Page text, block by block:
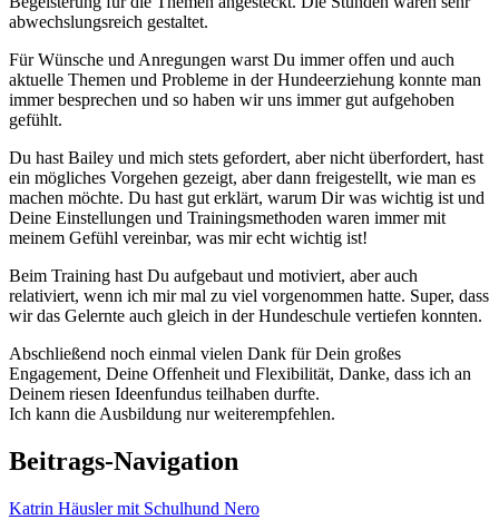
abwechslungsreich gestaltet.
Für Wünsche und Anregungen warst Du immer offen und auch
aktuelle Themen und Probleme in der Hundeerziehung konnte man
immer besprechen und so haben wir uns immer gut aufgehoben
gefühlt.
Du hast Bailey und mich stets gefordert, aber nicht überfordert, hast
ein mögliches Vorgehen gezeigt, aber dann freigestellt, wie man es
machen möchte. Du hast gut erklärt, warum Dir was wichtig ist und
Deine Einstellungen und Trainingsmethoden waren immer mit
meinem Gefühl vereinbar, was mir echt wichtig ist!
Beim Training hast Du aufgebaut und motiviert, aber auch
relativiert, wenn ich mir mal zu viel vorgenommen hatte. Super, dass
wir das Gelernte auch gleich in der Hundeschule vertiefen konnten.
Abschließend noch einmal vielen Dank für Dein großes
Engagement, Deine Offenheit und Flexibilität, Danke, dass ich an
Deinem riesen Ideenfundus teilhaben durfte.
Ich kann die Ausbildung nur weiterempfehlen.
Beitrags-Navigation
Katrin Häusler mit Schulhund Nero